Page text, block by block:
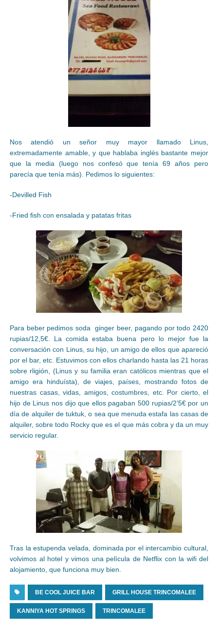
Nos atendió un señor muy mayor llamado Linus,
extremadamente amable, y que hablaba inglés bastante mejor
que la media (luego nos confesó que tenía 69 años pero
parecía que tenía más). Pedimos lo siguientes:
-Devilled Fish
-Fried fish con ensalada y patatas fritas
Para beber pedimos soda ginger beer, pagando por todo 2420
rupias/12,5€. La comida estaba buena pero lo mejor fue la
conversación con Linus, su hijo, un amigo de ellos que apareció
por el bar, etc. Estuvimos con ellos charlando hasta las 21 horas
sobre rligión, (Linus y su familia eran católicos mientras que el
amigo era hinduísta), de viajes, países, mostrando fotos de
nuestras casas, vidas, amigos, costumbres, etc. Por cierto, el
hijo de Linus nos dijo que ellos pagaban 500 rupias/2’5€ por un
día de alquiler de tuktuk, o sea que menuda estafa las casas de
alquiler, sobre todo Rocky que es el que más cobra y da un muy
servicio regular.
Tras la estupenda velada, dominada por el intercambio cultural,
volvimos al hotel y vimos una película de Netflix con la wifi del
alojamiento, que funciona muy bien.
BE COOL JUICE BAR GRILL HOUSE TRINCOMALEE
KANNIYA HOT SPRINGS TRINCOMALEE